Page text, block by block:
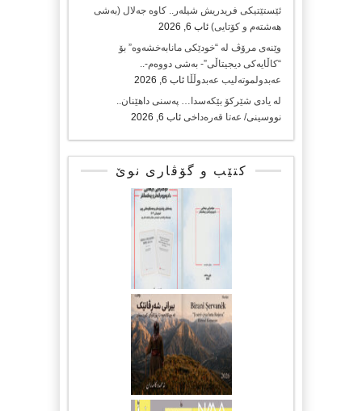
ئێستێتیکی فریدریش شیلەر.. کاوە جەلال (بەشی
هەشتەم و کۆتایی) ئاب 6, 2026
وێنەی مرۆڤ لە “خودێکی مانابەخشەوە” بۆ
“کاڵایەکی دیجیتاڵی”- بەشی دووەم-..
عەبدولموتەلیب عەبدوڵڵا ئاب 6, 2026
لە یادی شێرکۆ بێکەسدا… پەسنی داهێنان..
نووسینی/ عەتا قەرەداخی ئاب 6, 2026
کتێب و گۆڤاری نوێ